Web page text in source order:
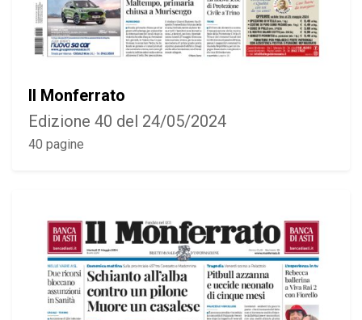
Il Monferrato
Edizione 40 del 24/05/2024
40 pagine